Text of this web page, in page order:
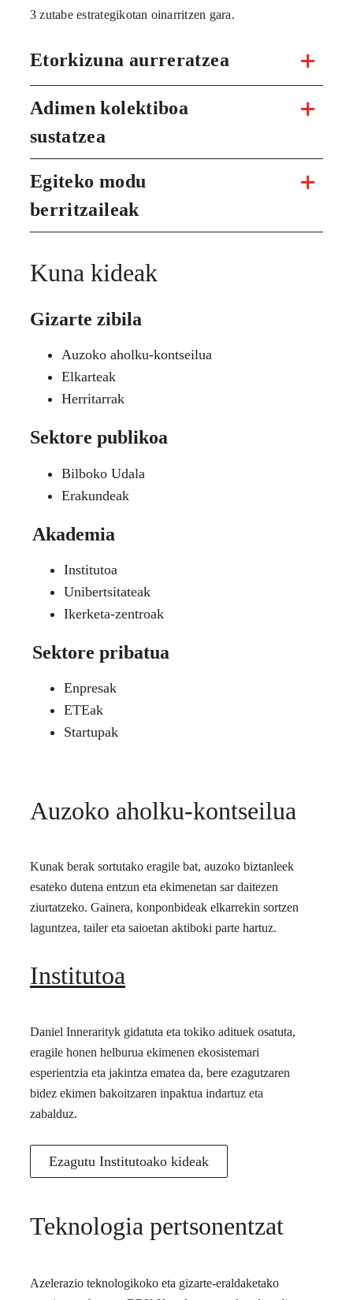
3 zutabe estrategikotan oinarritzen gara.
Etorkizuna aurreratzea
Adimen kolektiboa
sustatzea
Egiteko modu
berritzaileak
Kuna kideak
Gizarte zibila
Auzoko aholku-kontseilua
Elkarteak
Herritarrak
Sektore publikoa
Bilboko Udala
Erakundeak
Akademia
Institutoa
Unibertsitateak
Ikerketa-zentroak
Sektore pribatua
Enpresak
ETEak
Startupak
Auzoko aholku-kontseilua
Kunak berak sortutako eragile bat, auzoko biztanleek
esateko dutena entzun eta ekimenetan sar daitezen
ziurtatzeko. Gainera, konponbideak elkarrekin sortzen
laguntzea, tailer eta saioetan aktiboki parte hartuz.
Institutoa
Daniel Innerarityk gidatuta eta tokiko adituek osatuta,
eragile honen helburua ekimenen ekosistemari
esperientzia eta jakintza ematea da, bere ezagutzaren
bidez ekimen bakoitzaren inpaktua indartuz eta
zabalduz.
Ezagutu Institutoako kideak
Teknologia pertsonentzat
Azelerazio teknologikoko eta gizarte-eraldaketako